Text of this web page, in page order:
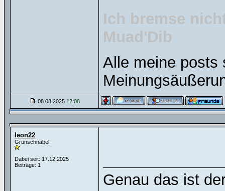
Ich bremse
Muad'Dib
Alle meine posts
08.08.2025 12:08
leon22
Grünschnabel
Dabei seit: 17.12.2025
Beiträge: 1
Genau das ist